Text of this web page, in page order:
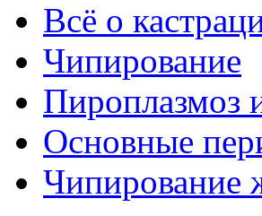
Всё о
Чипирование
Пироплазмоз
Основные
Чипирование